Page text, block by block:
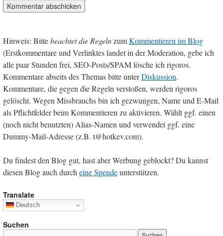
Hinweis: Bittebeachtet die RegelnzumKommentieren im Blog
(Erstkommentare und Verlinktes landet in der Moderation, gebe ich
alle paar Stunden frei, SEO-Posts/SPAM lösche ich rigoros.
Kommentare abseits des Themas bitte unterDiskussion.
Kommentare, die gegen die Regeln verstoßen, werden rigoros
gelöscht. Wegen Missbrauchs bin ich gezwungen, Name und E-Mail
als Pflichtfelder beim Kommentieren zu aktivieren. Wählt ggf. einen
(noch nicht benutzten) Alias-Namen und verwendet ggf. eine
Dummy-Mail-Adresse (z.B. t@hotkev.com).
Du findest den Blog gut, hast aber Werbung geblockt? Du kannst
diesen Blog auch durcheine Spendeunterstützen.
Translate
Deutsch
Suchen